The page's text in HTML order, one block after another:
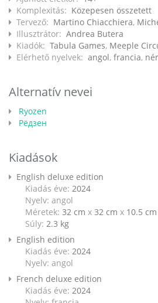
Komplexitás: Közepesen összetett
Tervező: Martino Chiacchiera,
Illusztrátor: Andrea Butera
Kiadók: Tabula Games, Meeple
Elérhető nyelvek: angol, francia,
Alternatív nevei
Ryozen
Рёдзен
Kiadások
English deluxe edition
Kiadás éve: 2024
Nyelv: angol
Méretek: 32 cm x 32 cm x 10.5 cm
Súly: 2.3 kg
English edition
Kiadás éve: 2024
Nyelv: angol
French deluxe edition
Kiadás éve: 2024